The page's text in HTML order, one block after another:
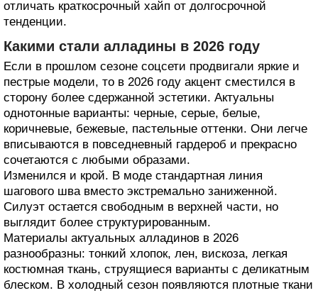
отличать краткосрочный хайп от долгосрочной
тенденции.
Какими стали алладины в 2026 году
Если в прошлом сезоне соцсети продвигали яркие и
пестрые модели, то в 2026 году акцент сместился в
сторону более сдержанной эстетики. Актуальны
однотонные варианты: черные, серые, белые,
коричневые, бежевые, пастельные оттенки. Они легче
вписываются в повседневный гардероб и прекрасно
сочетаются с любыми образами.
Изменился и крой. В моде стандартная линия
шагового шва вместо экстремально заниженной.
Силуэт остается свободным в верхней части, но
выглядит более структурированным.
Материалы актуальных алладинов в 2026
разнообразны: тонкий хлопок, лен, вискоза, легкая
костюмная ткань, струящиеся варианты с деликатным
блеском. В холодный сезон появляются плотные ткани